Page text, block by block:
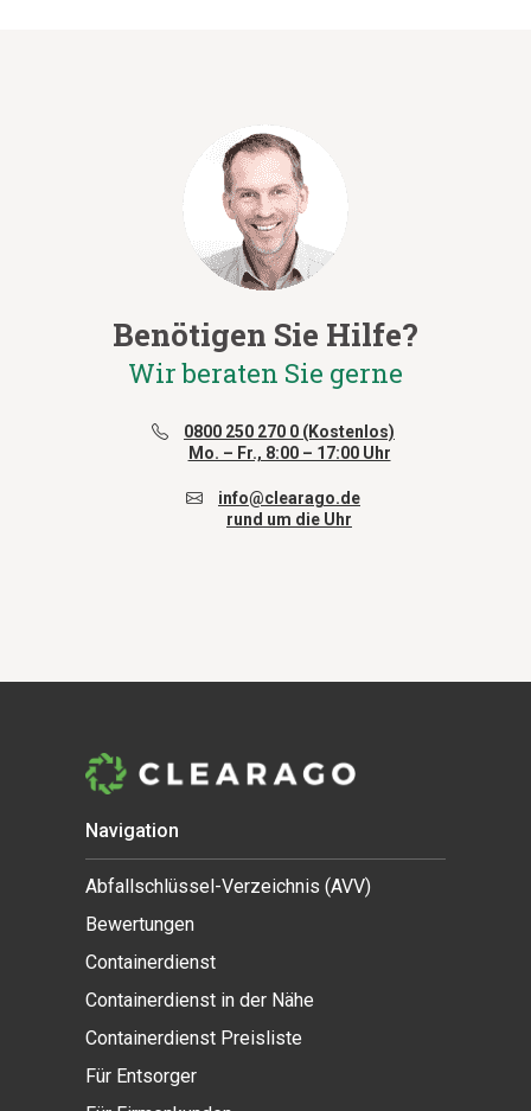
Benötigen Sie Hilfe?
Wir beraten Sie gerne
0800 250 270 0 (Kostenlos)
Mo. – Fr., 8:00 – 17:00 Uhr
info@clearago.de
rund um die Uhr
Navigation
Abfallschlüssel-Verzeichnis (AVV)
Bewertungen
Containerdienst
Containerdienst in der Nähe
Containerdienst Preisliste
Für Entsorger